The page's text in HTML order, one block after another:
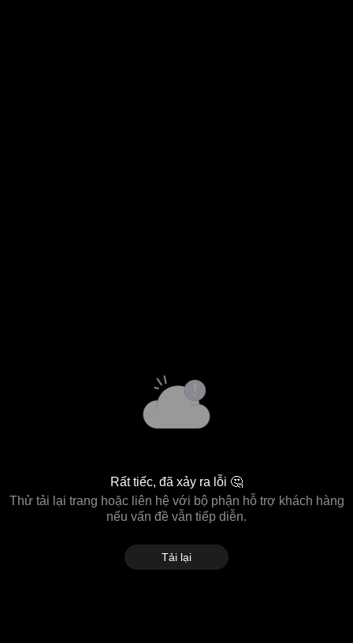
Rất tiếc, đã xảy ra lỗi 🤔
Thử tải lại trang hoặc liên hệ với bộ phận hỗ trợ khách hàng
nếu vấn đề vẫn tiếp diễn.
Tải lại